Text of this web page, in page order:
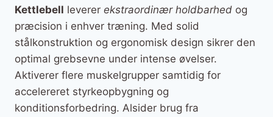
Kettlebell leverer ekstraordinær holdbarhed og
præcision i enhver træning. Med solid
stålkonstruktion og ergonomisk design sikrer den
optimal grebsevne under intense øvelser.
Aktiverer flere muskelgrupper samtidig for
accelereret styrkeopbygning og
konditionsforbedring. Alsider brug fra